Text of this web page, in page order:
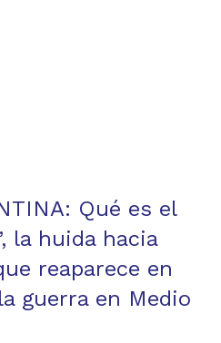
Qué es el
la huida hacia
reaparece en
guerra en Medio